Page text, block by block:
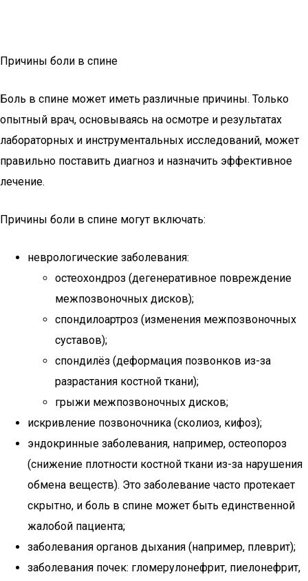
Причины боли в спине
Боль в спине может иметь различные причины. Только
опытный врач, основываясь на осмотре и результатах
лабораторных и инструментальных исследований, может
правильно поставить диагноз и назначить эффективное
лечение.
Причины боли в спине могут включать:
неврологические заболевания:
остеохондроз (дегенеративное повреждение
межпозвоночных дисков);
спондилоартроз (изменения межпозвоночных
суставов);
спондилёз (деформация позвонков из-за
разрастания костной ткани);
грыжи межпозвоночных дисков;
искривление позвоночника (сколиоз, кифоз);
эндокринные заболевания, например, остеопороз
(снижение плотности костной ткани из-за нарушения
обмена веществ). Это заболевание часто протекает
скрытно, и боль в спине может быть единственной
жалобой пациента;
заболевания органов дыхания (например, плеврит);
заболевания почек: гломерулонефрит, пиелонефрит,